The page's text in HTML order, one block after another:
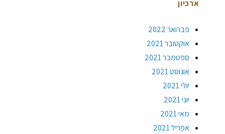
ארכיון
פברואר 2022
אוקטובר 2021
ספטמבר 2021
אוגוסט 2021
יולי 2021
יוני 2021
מאי 2021
אפריל 2021